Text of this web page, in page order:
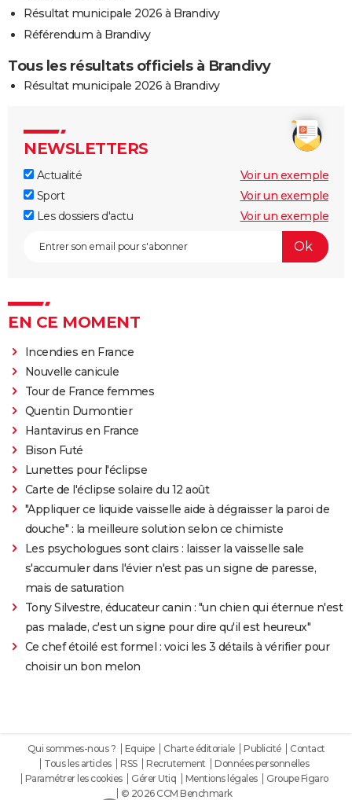
Résultat municipale 2026 à Brandivy
Référendum à Brandivy
Tous les résultats officiels à Brandivy
Résultat municipale 2026 à Brandivy
NEWSLETTERS
Actualité
Voir un exemple
Sport
Voir un exemple
Les dossiers d'actu
Voir un exemple
EN CE MOMENT
Incendies en France
Nouvelle canicule
Tour de France femmes
Quentin Dumontier
Hantavirus en France
Bison Futé
Lunettes pour l'éclipse
Carte de l'éclipse solaire du 12 août
"Appliquer ce liquide vaisselle aide à dégraisser la paroi de
douche" : la meilleure solution selon ce chimiste
Les psychologues sont clairs : laisser la vaisselle sale
s'accumuler dans l'évier n'est pas un signe de paresse,
mais de saturation
Tony Silvestre, éducateur canin : "un chien qui éternue n'est
pas malade, c'est un signe pour dire qu'il est heureux"
Ce chef étoilé est formel : voici les 3 détails à vérifier pour
choisir un bon melon
Qui sommes-nous ? Equipe Charte éditoriale Publicité
Contact
Tous les articles
RSS Recrutement
Données personnelles
Paramétrer les cookies
Gérer Utiq Mentions légales
Groupe Figaro
© 2026 CCM Benchmark